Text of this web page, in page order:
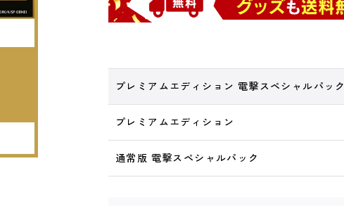
プレミアムエディション 電撃スペシャルパック
プレミアムエディション
通常版 電撃スペシャルパック